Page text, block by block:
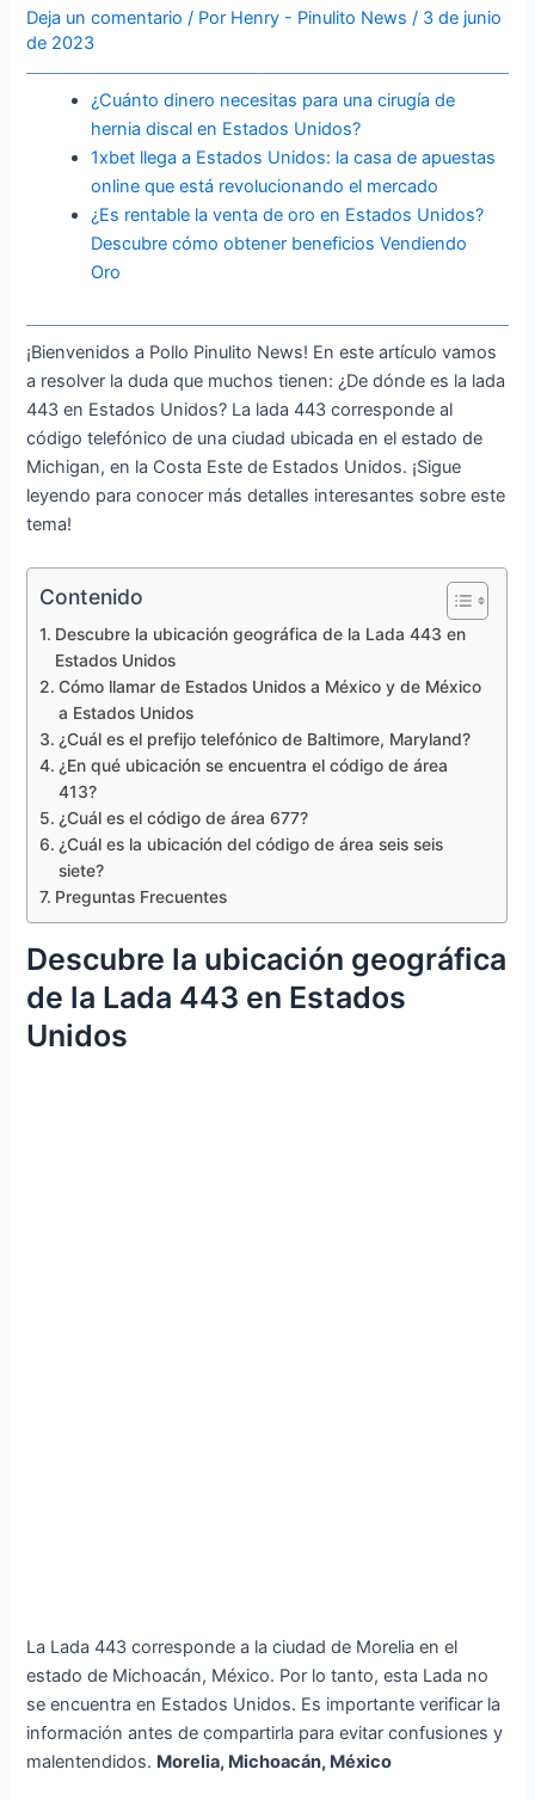
Deja un comentario / Por Henry - Pinulito News/ 3 de junio
de 2023
¿Cuánto dinero necesitas para una cirugía de
hernia discal en Estados Unidos?
1xbet llega a Estados Unidos: la casa de apuestas
online que está revolucionando el mercado
¿Es rentable la venta de oro en Estados Unidos?
Descubre cómo obtener beneficios Vendiendo
Oro
¡Bienvenidos a Pollo Pinulito News! En este artículo vamos
a resolver la duda que muchos tienen: ¿De dónde es la lada
443 en Estados Unidos? La lada 443 corresponde al
código telefónico de una ciudad ubicada en el estado de
Michigan, en la Costa Este de Estados Unidos. ¡Sigue
leyendo para conocer más detalles interesantes sobre este
tema!
Contenido
Descubre la ubicación geográfica de la Lada 443 en
Estados Unidos
Cómo llamar de Estados Unidos a México y de México
a Estados Unidos
¿Cuál es el prefijo telefónico de Baltimore, Maryland?
¿En qué ubicación se encuentra el código de área
413?
¿Cuál es el código de área 677?
¿Cuál es la ubicación del código de área seis seis
siete?
Preguntas Frecuentes
Descubre la ubicación geográfica
de la Lada 443 en Estados
Unidos
La Lada 443 corresponde a la ciudad de Morelia en el
estado de Michoacán, México. Por lo tanto, esta Lada no
se encuentra en Estados Unidos. Es importante verificar la
información antes de compartirla para evitar confusiones y
malentendidos. Morelia, Michoacán, México